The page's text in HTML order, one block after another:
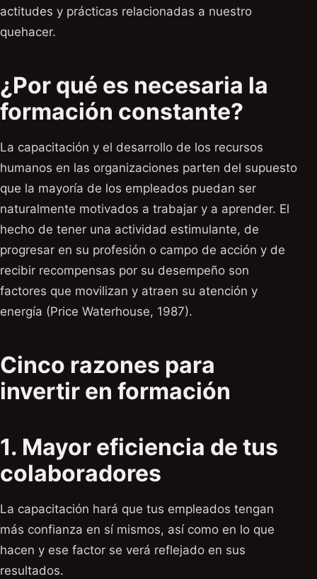
actitudes y prácticas relacionadas a nuestro
quehacer.
¿Por qué es necesaria la
formación constante?
La capacitación y el desarrollo de los recursos
humanos en las organizaciones parten del supuesto
que la mayoría de los empleados puedan ser
naturalmente motivados a trabajar y a aprender. El
hecho de tener una actividad estimulante, de
progresar en su profesión o campo de acción y de
recibir recompensas por su desempeño son
factores que movilizan y atraen su atención y
energía (Price Waterhouse, 1987).
Cinco razones para
invertir en formación
1. Mayor eficiencia de tus
colaboradores
La capacitación hará que tus empleados tengan
más confianza en sí mismos, así como en lo que
hacen y ese factor se verá reflejado en sus
resultados.